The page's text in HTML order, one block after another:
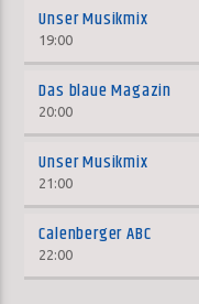
Unser Musikmix
19:00
Das blaue Magazin
20:00
Unser Musikmix
21:00
Calenberger ABC
22:00